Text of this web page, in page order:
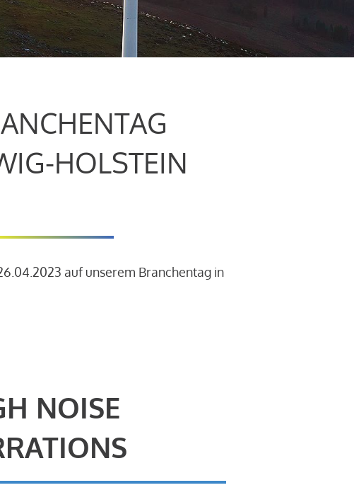
HOLSTEIN
auf unserem Branchentag in
NOISE